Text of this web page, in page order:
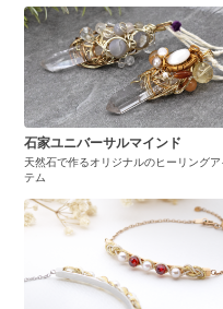
石家ユニバーサルマインド
天然石で作るオリジナルのヒーリングア
テム